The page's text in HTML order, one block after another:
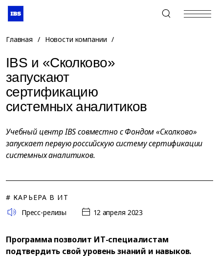
+7 (495) 967-80-80
Главная / Новости компании /
IBS и «Сколково»
запускают
сертификацию
системных аналитиков
Учебный центр IBS совместно с Фондом «Сколково»
запускает первую российскую систему сертификации
системных аналитиков.
# КАРЬЕРА В ИТ
Пресс-релизы
12 апреля 2023
Программа позволит ИТ-специалистам
подтвердить свой уровень знаний и навыков.